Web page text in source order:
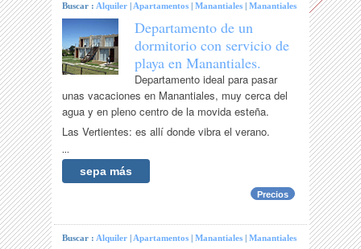
Buscar :Alquiler |Apartamentos |Manantiales |Manantiales
Departamento de un
dormitorio con servicio de
playa en Manantiales.
Departamento ideal para pasar
unas vacaciones en Manantiales, muy cerca del
agua y en pleno centro de la movida esteña.
Las Vertientes: es allí donde vibra el verano.
...
sepa más
Precios
Buscar :Alquiler |Apartamentos |Manantiales |Manantiales